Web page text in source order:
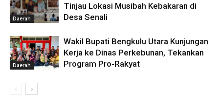
Daerah
Tinjau Lokasi Musibah Kebakaran di
Desa Senali
Daerah
Wakil Bupati Bengkulu Utara Kunjungan
Kerja ke Dinas Perkebunan, Tekankan
Program Pro-Rakyat